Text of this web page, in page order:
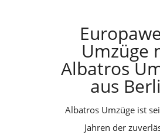
Umzüge
Albatros
aus
Albatros Umzüge ist
Jahren der